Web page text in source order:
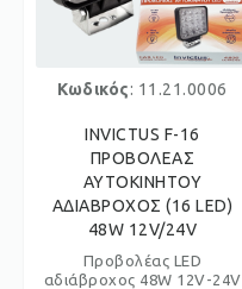
Κωδικός: 11.21.0006
INVICTUS F-16
ΠΡΟΒΟΛΕΑΣ
ΑΥΤΟΚΙΝΗΤΟΥ
ΑΔΙΑΒΡΟΧΟΣ (16 LED)
48W 12V/24V
Προβολέας LED
αδιάβροχος 48W 12V-24V